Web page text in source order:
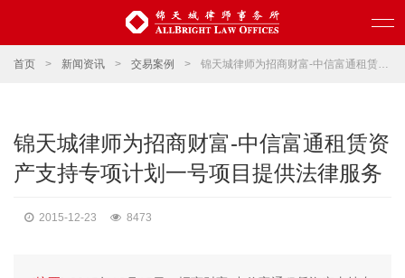
首页 > 新闻资讯 > 交易案例 > 锦天城律师为招商财富-中信富通租赁资产支持专项计划一号项目提供法律服务
锦天城律师为招商财富-中信富通租赁资
产支持专项计划一号项目提供法律服务
2015-12-23 8473